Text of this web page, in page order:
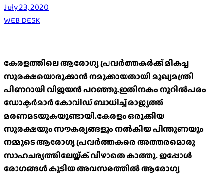
July 23, 2020
WEB DESK
കേരളത്തിലെ ആരോഗ്യ പ്രവർത്തകർക്ക് മികച്ച
സുരക്ഷയൊരുക്കാൻ നമുക്കായതായി മുഖ്യമന്ത്രി
പിണറായി വിജയൻ പറഞ്ഞു.ഇതിനകം നൂറിൽപരം
ഡോക്ടർമാർ കോവിഡ് ബാധിച്ച് രാജ്യത്ത്
മരണമടയുകയുണ്ടായി.കേരളം ഒരുക്കിയ
സുരക്ഷയും സൗകര്യങ്ങളും നൽകിയ പിന്തുണയും
നമ്മുടെ ആരോഗ്യ പ്രവർത്തകരെ അത്തരമൊരു
സാഹചര്യത്തിലേയ്ക്ക് വീഴാതെ കാത്തു. ഇപ്പോൾ
രോഗങ്ങൾ കൂടിയ അവസരത്തിൽ ആരോഗ്യ